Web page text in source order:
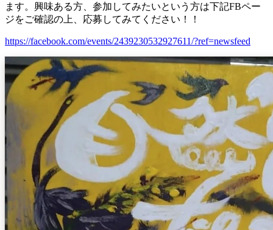
ます。興味ある方、参加してみたいという方は下記FBペー
ジをご確認の上、応募してみてください！！
https://facebook.com/events/2439230532927611/?ref=newsfeed